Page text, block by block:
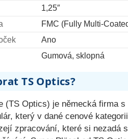
1,25″
FMC (Fully Multi-
Ano
Gumová, sklopná
TS Optics?
(TS Optics) je německá firma
který v dané cenové
zpracování, které si nezadá